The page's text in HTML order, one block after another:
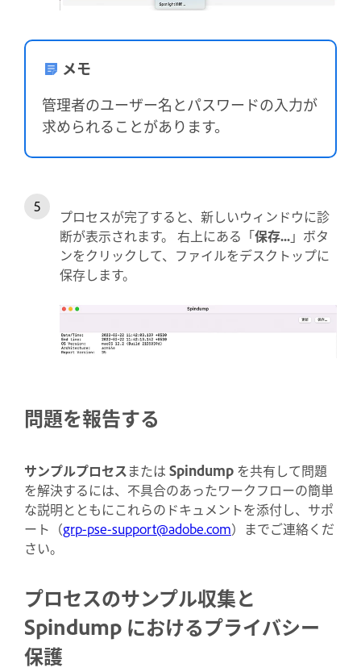
メモ
管理者のユーザー名とパスワードの入力が
求められることがあります。
プロセスが完了すると、新しいウィンドウに診
断が表示されます。 右上にある「保存...」ボタ
ンをクリックして、ファイルをデスクトップに
保存します。
問題を報告する
サンプルプロセスまたは Spindump を共有して問題
を解決するには、不具合のあったワークフローの簡単
な説明とともにこれらのドキュメントを添付し、サポ
ート（grp-pse-support@adobe.com）までご連絡くだ
さい。
プロセスのサンプル収集と
Spindump におけるプライバシー
保護